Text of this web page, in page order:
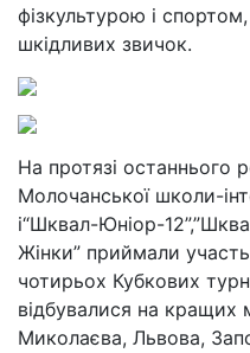
фізкультурою і
шкідливих звичок.
На протязі останнього
Молочанської школи-
і“Шквал-Юніор-
Жінки” приймали
чотирьох Кубкових
відбувалися на кращих
Миколаєва, Львова,